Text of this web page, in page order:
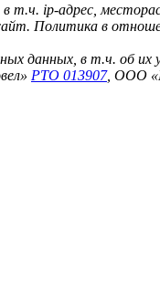
т.ч. ip-адрес,
Политика в
данных, в т.ч. об их
РТО 013907, ООО